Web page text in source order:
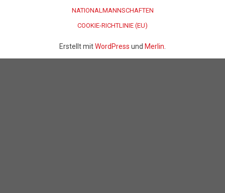
NATIONALMANNSCHAFTEN
COOKIE-RICHTLINIE (EU)
Erstellt mitWordPress und Merlin